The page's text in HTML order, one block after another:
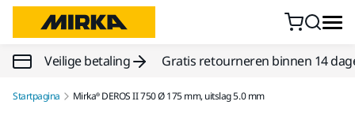
Doorgaan naar inhoud
Veilige betaling Gratis retourneren binnen 14
Startpagina Mirka® DEROS II 750 Ø 175 mm, uitslag 5.0 mm